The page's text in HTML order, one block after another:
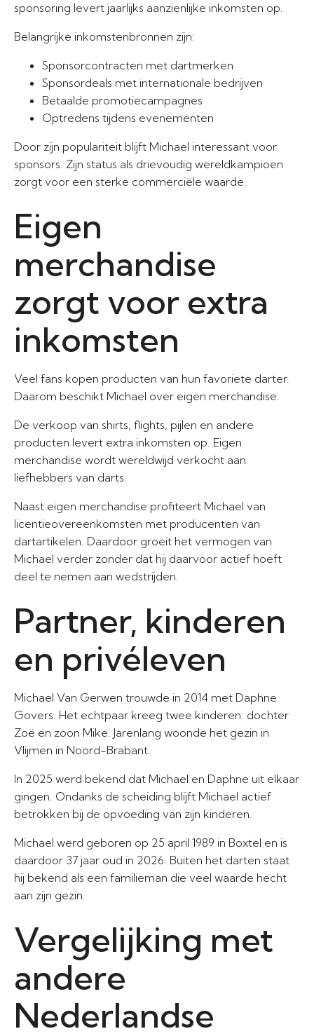
sponsoring levert jaarlijks aanzienlijke inkomsten op.
Belangrijke inkomstenbronnen zijn:
Sponsorcontracten met dartmerken
Sponsordeals met internationale bedrijven
Betaalde promotiecampagnes
Optredens tijdens evenementen
Door zijn populariteit blijft Michael interessant voor
sponsors. Zijn status als drievoudig wereldkampioen
zorgt voor een sterke commerciële waarde.
Eigen
merchandise
zorgt voor extra
inkomsten
Veel fans kopen producten van hun favoriete darter.
Daarom beschikt Michael over eigen merchandise.
De verkoop van shirts, flights, pijlen en andere
producten levert extra inkomsten op. Eigen
merchandise wordt wereldwijd verkocht aan
liefhebbers van darts.
Naast eigen merchandise profiteert Michael van
licentieovereenkomsten met producenten van
dartartikelen. Daardoor groeit het vermogen van
Michael verder zonder dat hij daarvoor actief hoeft
deel te nemen aan wedstrijden.
Partner, kinderen
en privéleven
Michael Van Gerwen trouwde in 2014 met Daphne
Govers. Het echtpaar kreeg twee kinderen: dochter
Zoë en zoon Mike. Jarenlang woonde het gezin in
Vlijmen in Noord-Brabant.
In 2025 werd bekend dat Michael en Daphne uit elkaar
gingen. Ondanks de scheiding blijft Michael actief
betrokken bij de opvoeding van zijn kinderen.
Michael werd geboren op 25 april 1989 in Boxtel en is
daardoor 37 jaar oud in 2026. Buiten het darten staat
hij bekend als een familieman die veel waarde hecht
aan zijn gezin.
Vergelijking met
andere
Nederlandse